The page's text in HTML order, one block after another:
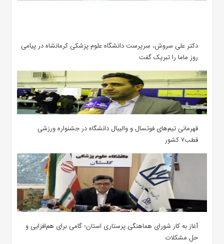
دکتر علی سروش، سرپرست دانشگاه علوم پزشکی کرمانشاه در پیامی
روز ماما را تبریک گفت
قهرمانی تیم‌های فوتسال و والیبال دانشگاه در جشنواره ورزشی
قطب۷ کشور
آغاز به کار شورای هماهنگی پرستاری استان؛ گامی برای هم‌افزایی و
حل مشکلات